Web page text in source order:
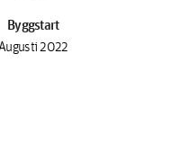
Byggstart
2022